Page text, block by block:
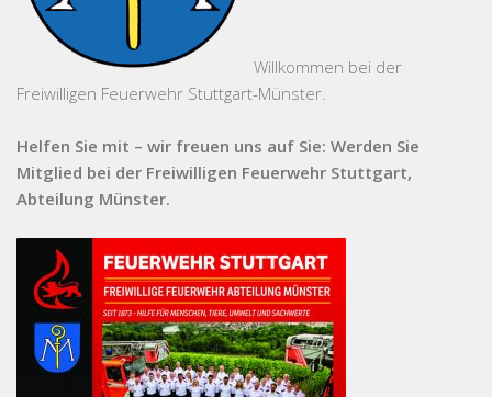
Willkommen bei der
Freiwilligen Feuerwehr Stuttgart-Münster.
Helfen Sie mit – wir freuen uns auf Sie: Werden Sie
Mitglied bei der Freiwilligen Feuerwehr Stuttgart,
Abteilung Münster.